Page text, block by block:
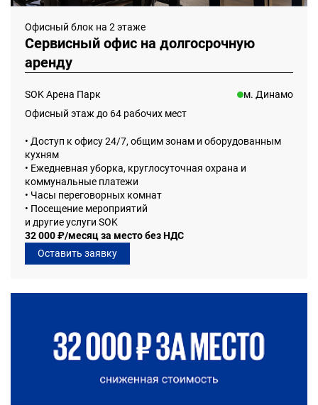
Офисный блок на 2 этаже
Сервисный офис на долгосрочную
аренду
SOK Арена Парк
м. Динамо
Офисный этаж до 64 рабочих мест
• Доступ к офису 24/7, общим зонам и оборудованным
кухням
• Ежедневная уборка, круглосуточная охрана и
коммунальные платежи
• Часы переговорных комнат
• Посещение мероприятий
и другие услуги SOK
32 000 ₽/месяц за место без НДС
Оставить заявку